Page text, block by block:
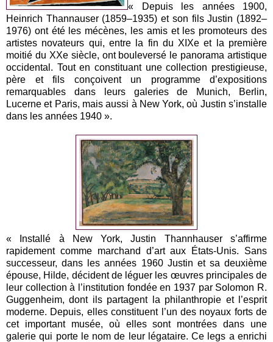
« Depuis les années 1900,
Heinrich Thannauser (1859–1935) et son fils Justin (1892–
1976) ont été les mécènes, les amis et les promoteurs des
artistes novateurs qui, entre la fin du XIXe et la première
moitié du XXe siècle, ont bouleversé le panorama artistique
occidental. Tout en constituant une collection prestigieuse,
père et fils conçoivent un programme d’expositions
remarquables dans leurs galeries de Munich, Berlin,
Lucerne et Paris, mais aussi à New York, où Justin s’installe
dans les années 1940 ».
« Installé à New York, Justin Thannhauser s’affirme
rapidement comme marchand d’art aux États-Unis. Sans
successeur, dans les années 1960 Justin et sa deuxième
épouse, Hilde, décident de léguer les œuvres principales de
leur collection à l’institution fondée en 1937 par Solomon R.
Guggenheim, dont ils partagent la philanthropie et l’esprit
moderne. Depuis, elles constituent l’un des noyaux forts de
cet important musée, où elles sont montrées dans une
galerie qui porte le nom de leur légataire. Ce legs a enrichi